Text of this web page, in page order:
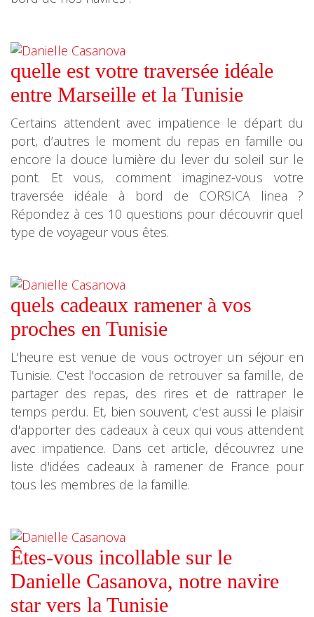
quelle est votre traversée idéale
entre Marseille et la Tunisie
Certains attendent avec impatience le départ du
port, d’autres le moment du repas en famille ou
encore la douce lumière du lever du soleil sur le
pont. Et vous, comment imaginez-vous votre
traversée idéale à bord de CORSICA linea ?
Répondez à ces 10 questions pour découvrir quel
type de voyageur vous êtes.
quels cadeaux ramener à vos
proches en Tunisie
L'heure est venue de vous octroyer un séjour en
Tunisie. C'est l'occasion de retrouver sa famille, de
partager des repas, des rires et de rattraper le
temps perdu. Et, bien souvent, c'est aussi le plaisir
d'apporter des cadeaux à ceux qui vous attendent
avec impatience. Dans cet article, découvrez une
liste d'idées cadeaux à ramener de France pour
tous les membres de la famille.
Êtes-vous incollable sur le
Danielle Casanova, notre navire
star vers la Tunisie